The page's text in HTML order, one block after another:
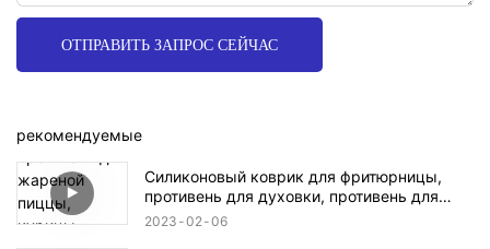
ОТПРАВИТЬ ЗАПРОС СЕЙЧАС
рекомендуемые
Силиконовый коврик для фритюрницы,
противень для духовки, противень для
жареной пиццы, курицы, корзина, круглый
2023 02 06